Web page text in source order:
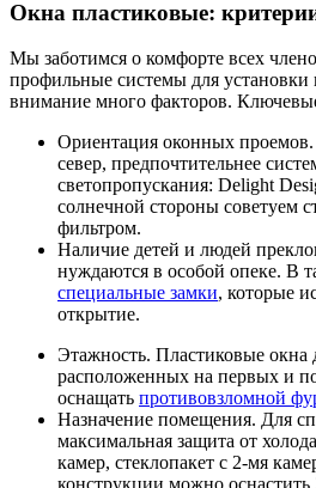
Окна пластиковые:
Мы заботимся о комфорте всех
профильные системы для установки
внимание много факторов.
Ориентация оконных
север, предпочтительнее
светопропускания: Delight
солнечной стороны советуем
фильтром.
Наличие детей и людей
нуждаются в особой опеке. В
специальные замки, которые
открытие.
Этажность. Пластиковые окна
расположенных на первых и
оснащать противовзломной
Назначение помещения. Для
максимальная защита от
камер, стеклопакет с 2-мя